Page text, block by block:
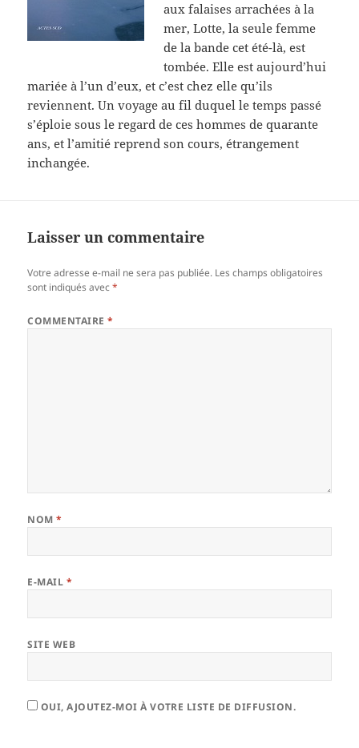
aux falaises arrachées à la
mer, Lotte, la seule femme
de la bande cet été-là, est
tombée. Elle est aujourd’hui
mariée à l’un d’eux, et c’est chez elle qu’ils
reviennent. Un voyage au fil duquel le temps passé
s’éploie sous le regard de ces hommes de quarante
ans, et l’amitié reprend son cours, étrangement
inchangée.
Laisser un commentaire
Votre adresse e-mail ne sera pas publiée. Les champs obligatoires
sont indiqués avec*
COMMENTAIRE*
NOM*
E-MAIL *
SITE WEB
OUI, AJOUTEZ-MOI À VOTRE LISTE DE DIFFUSION.